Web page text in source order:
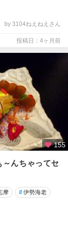
by 3104ねえねえさん
投稿日：4ヶ月前
155
んちゃってセ
摩 #伊勢海老